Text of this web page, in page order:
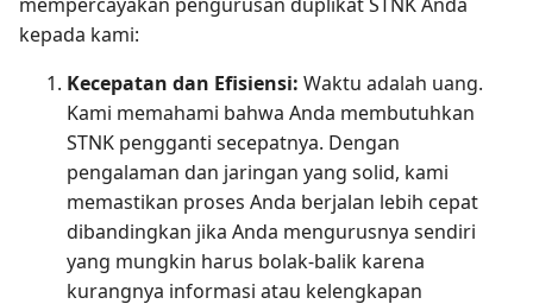
kepada kami:
Kecepatan dan Efisiensi: Waktu adalah uang.
Kami memahami bahwa Anda membutuhkan
STNK pengganti secepatnya. Dengan
pengalaman dan jaringan yang solid, kami
memastikan proses Anda berjalan lebih cepat
dibandingkan jika Anda mengurusnya sendiri
yang mungkin harus bolak-balik karena
kurangnya informasi atau kelengkapan